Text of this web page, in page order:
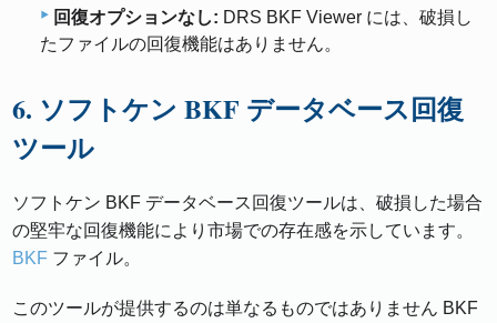
回復オプションなし: DRS BKF Viewer には、破損し
たファイルの回復機能はありません。
6. ソフトケン BKF データベース回復
ツール
ソフトケン BKF データベース回復ツールは、破損した場合
の堅牢な回復機能により市場での存在感を示しています。
BKF ファイル。
このツールが提供するのは単なるものではありません BKF